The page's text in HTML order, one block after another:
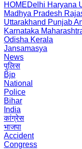
HOMEDelhi Haryana
Madhya Pradesh
Uttarakhand Punjab
Karnataka
Odisha Kerala
Jansamasya
News
पुलिस
Bjp
National
Police
Bihar
India
कांग्रेस
भाजपा
Accident
Congress